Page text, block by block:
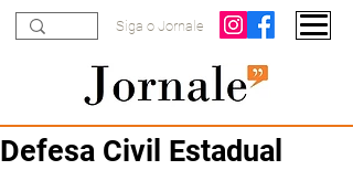
Siga o Jornale
Defesa Civil Estadual